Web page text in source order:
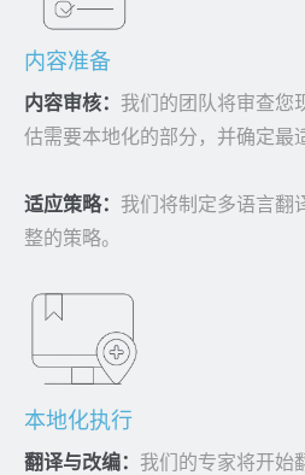
内容准备
内容审核： 我们的团队将审查您
估需要本地化的部分，并确定最
适应策略： 我们将制定多语言翻
整的策略。
本地化执行
翻译与改编： 我们的专家将开始